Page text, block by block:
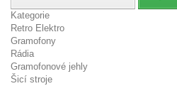
Kategorie
Retro Elektro
Gramofony
Rádia
Gramofonové jehly
Šicí stroje